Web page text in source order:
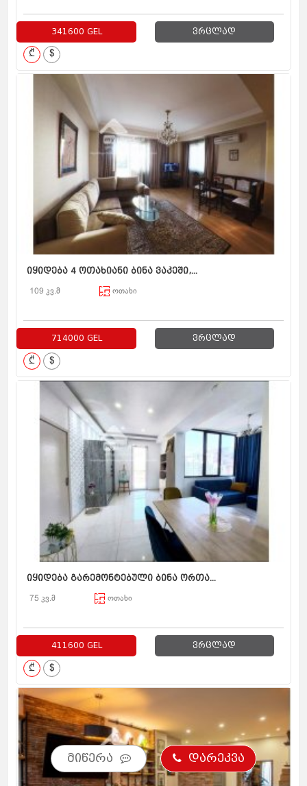
341600 GEL ვრცლად
₾ $
იყიდება 4 ოთახიანი ბინა ვაკეში,...
109 კვ.მ ოთახი
714000 GEL ვრცლად
₾ $
იყიდება გარემონტებული ბინა ორთა...
75 კვ.მ ოთახი
411600 GEL ვრცლად
₾ $
მიწერა დარეკვა